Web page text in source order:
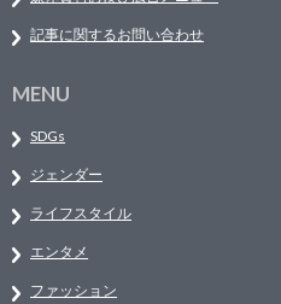
記事に関するお問い合わせ
MENU
SDGs
ジェンダー
ライフスタイル
エンタメ
ファッション